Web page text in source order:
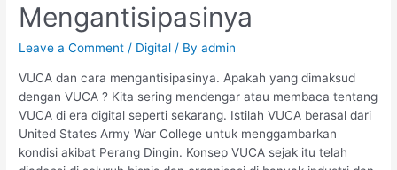
Mengantisipasinya
Leave a Comment / Digital / Byadmin
VUCA dan cara mengantisipasinya. Apakah yang dimaksud
dengan VUCA ? Kita sering mendengar atau membaca tentang
VUCA di era digital seperti sekarang. Istilah VUCA berasal dari
United States Army War College untuk menggambarkan
kondisi akibat Perang Dingin. Konsep VUCA sejak itu telah